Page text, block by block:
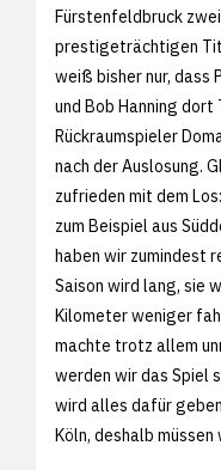
Fürstenfeldbruck
prestigeträchtigen
weiß bisher nur, dass
und Bob Hanning
Rückraumspieler
nach der Auslosung.
zufrieden mit dem
zum Beispiel aus
haben wir zumindest
Saison wird lang, sie
Kilometer weniger
machte trotz allem
werden wir das Spiel
wird alles dafür
Köln, deshalb